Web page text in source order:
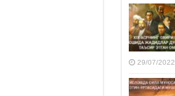
29/07/2022